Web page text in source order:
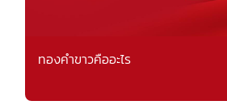
ทองคำขาวคืออะไร